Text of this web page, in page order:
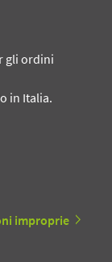
gli ordini
in Italia.
improprie